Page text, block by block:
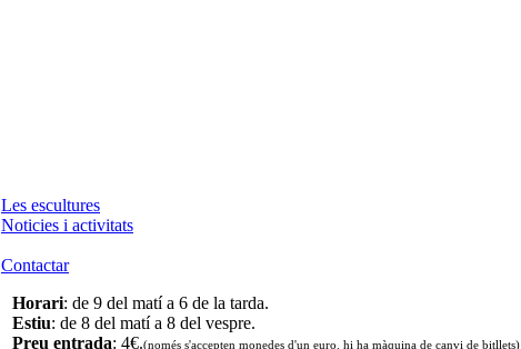
Les escultures
Noticies i activitats
Contactar
Horari: de 9 del matí a 6 de la tarda.
Estiu: de 8 del matí a 8 del vespre.
Preu entrada: 4€.(només s'accepten monedes d'un euro. hi ha màquina de canvi de bitllets)